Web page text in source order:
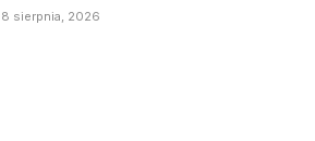
8 sierpnia, 2026